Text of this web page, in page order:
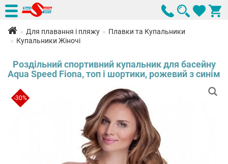
Для плавання і пляжу
Плавки та Купальники
Купальники Жіночі
Роздільний спортивний купальник для басейну
Aqua Speed Fiona, топ і шортики, рожевий з синім
-30%